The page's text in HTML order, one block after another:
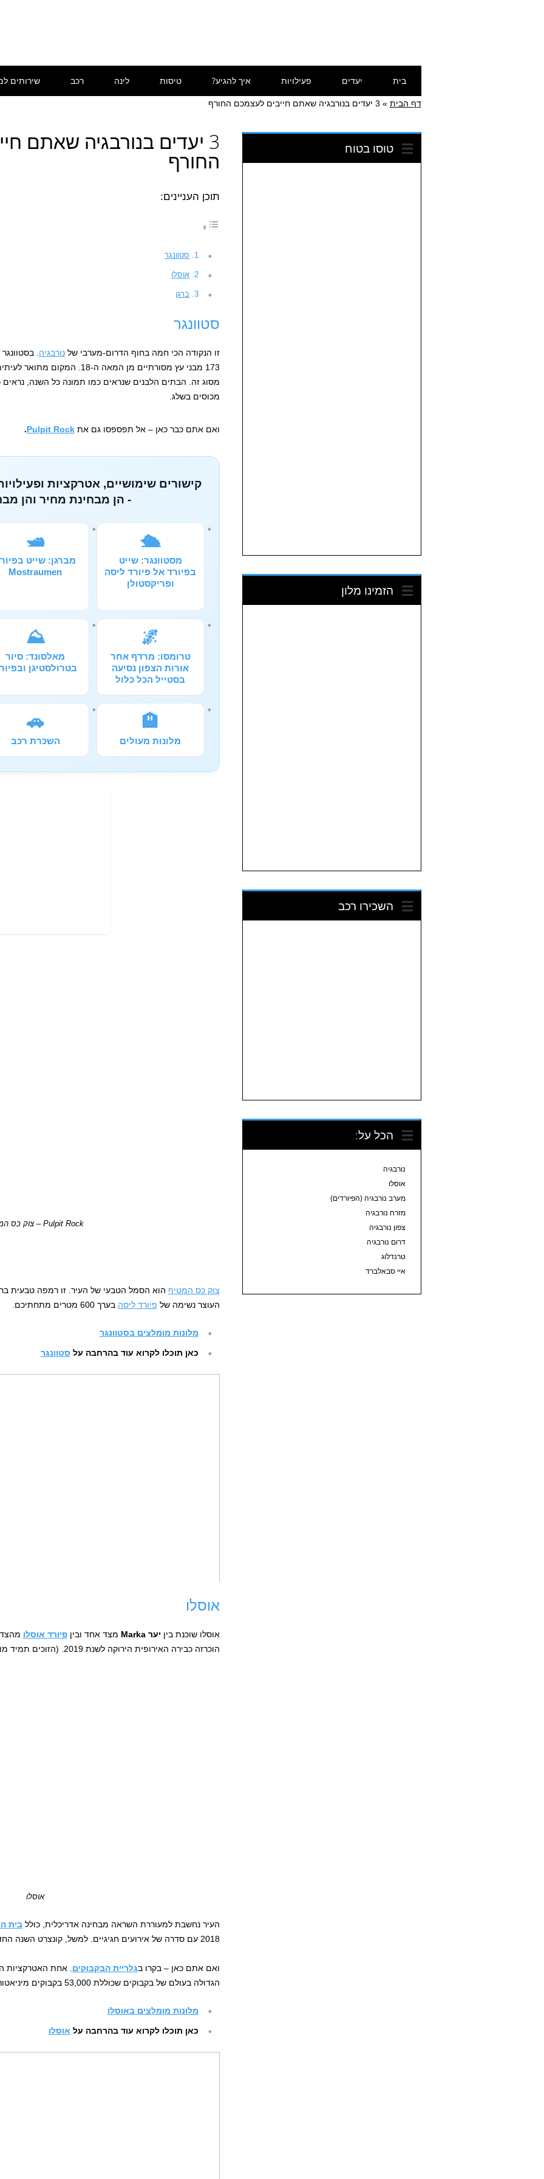
content
בית יעדים פעילויות איך להגיע? טיסות לינה רכב שירותים
דף הבית » 3 יעדים בנורבגיה שאתם חייבים לעצמכם החורף
3 יעדים בנורבגיה שאתם
החורף
תוכן העניינים:
סטוונגר
אוסלו
ברגן
סטוונגר
זו הנקודה הכי חמה בחוף הדרום-מערבי שלנורבגיה .
173 מבני עץ מסורתיים מן המאה
מסוג זה. הבתים הלבנים שנראים כמו תמונה כל השנה,
מכוסים בשלג.
ואם אתם כבר כאן – אל תפספסו גם אתPulpit Rock
.
קישורים שימושיים, אטרקציות
- הן מבחינת מחיר והן
🛳️
מסטוונגר: שייט
בפיורד אל פיורד ליסה
ופריקסטולן
🛥️
מברגן: שייט
Mostraumen
🌌
טרומסו: מרדף אחר
אורות הצפון נסיעה
בסטייל הכל כלול
⛰️
מאלסונד: סיור
בטרולסטיגן
🏨
מלונות מעולים
🚗
השכרת רכב
Pulpit Rock – צוק כס המטיף
צוק כס המטיף
העוצר נשימה של פיורד ליסה בערך 600 מטרים מתחתיכם.
מלונות מומלצים בסטוונגר
כאן תוכלו לקרוא עוד בהרחבה על סטוונגר
אוסלו
אוסלו שוכנת בין יער Marka מצד אחד וביןפיורד אוסלו
הוכרזה כבירה האירופית הירוקה לשנת 2019. (הזוכים תמיד מוכרזים 18 חודשים מראש).
אוסלו
העיר נחשבת למעוררת השראה מבחינה אדריכלית, כוללבית
2018 עם סדרה של אירועים חגיגיים. למשל, קונצרט השנה החדשה עם תזמורת הצי הנורבגי.
ואם אתם כאן – בקרו בגלריית הבקבוקים אחת האטרקציות
הגדולה בעולם של בקבוקים שכוללת 53,000 בקבוקים מיניאטוריים מכל העולם, רובם יחידים במינם.
מלונות מומלצים באוסלו
כאן תוכלו לקרוא עוד בהרחבה על אוסלו
טוסו בטוח
הזמינו מלון
השכירו רכב
הכל על:
נורבגיה
אוסלו
מערב נורבגיה (הפיורדים)
מזרח נורבגיה
צפון נורבגיה
דרום נורבגיה
טרנדלוג
איי סבאלברד